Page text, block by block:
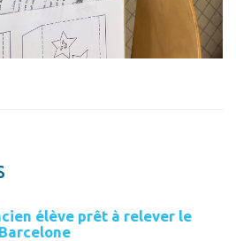
élève prêt à relever le